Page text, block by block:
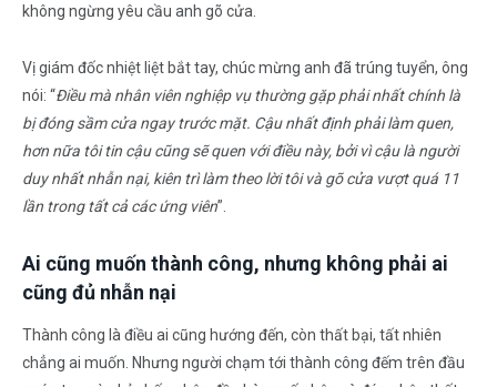
không ngừng yêu cầu anh gõ cửa.
Vị giám đốc nhiệt liệt bắt tay, chúc mừng anh đã trúng tuyển, ông
nói: “Điều mà nhân viên nghiệp vụ thường gặp phải nhất chính là
bị đóng sầm cửa ngay trước mặt. Cậu nhất định phải làm quen,
hơn nữa tôi tin cậu cũng sẽ quen với điều này, bởi vì cậu là người
duy nhất nhẫn nại, kiên trì làm theo lời tôi và gõ cửa vượt quá 11
lần trong tất cả các ứng viên”.
Ai cũng muốn thành công, nhưng không phải ai
cũng đủ nhẫn nại
Thành công là điều ai cũng hướng đến, còn thất bại, tất nhiên
chẳng ai muốn. Nhưng người chạm tới thành công đếm trên đầu